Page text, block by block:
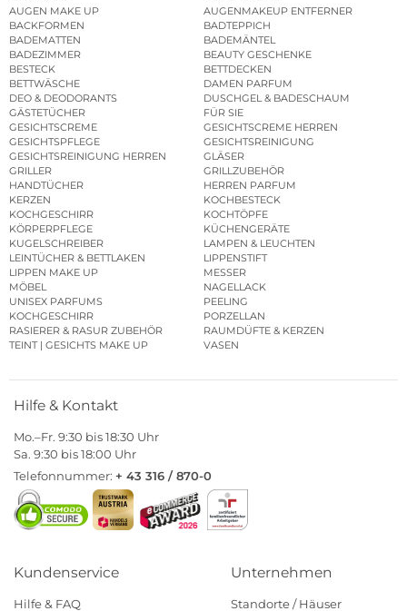
AFTER SUN
AUGENCREME
AUGEN MAKE UP
AUGENMAKEUP ENTFERNER
BACKFORMEN
BADTEPPICH
BADEMATTEN
BADEMÄNTEL
BADEZIMMER
BEAUTY GESCHENKE
BESTECK
BETTDECKEN
BETTWÄSCHE
DAMEN PARFUM
DEO & DEODORANTS
DUSCHGEL & BADESCHAUM
GÄSTETÜCHER
FÜR SIE
GESICHTSCREME
GESICHTSCREME HERREN
GESICHTSPFLEGE
GESICHTSREINIGUNG
GESICHTSREINIGUNG HERREN
GLÄSER
GRILLER
GRILLZUBEHÖR
HANDTÜCHER
HERREN PARFUM
KERZEN
KOCHBESTECK
KOCHGESCHIRR
KOCHTÖPFE
KÖRPERPFLEGE
KÜCHENGERÄTE
KUGELSCHREIBER
LAMPEN & LEUCHTEN
LEINTÜCHER & BETTLAKEN
LIPPENSTIFT
LIPPEN MAKE UP
MESSER
MÖBEL
NAGELLACK
UNISEX PARFUMS
PEELING
KOCHGESCHIRR
PORZELLAN
RASIERER & RASUR ZUBEHÖR
RAUMDÜFTE & KERZEN
Hilfe & Kontakt
Mo.–Fr. 9:30 bis 18:30 Uhr
Telefonnummer:+ 43 316 / 870-0
Kundenservice Unternehmen